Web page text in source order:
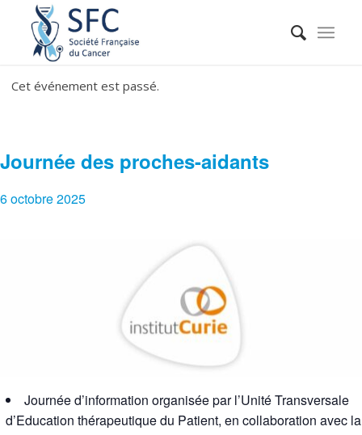
Cet événement est passé.
Journée des proches-aidants
6 octobre 2025
Journée d’information organisée par l’Unité Transversale
d’Education thérapeutique du Patient, en collaboration avec la